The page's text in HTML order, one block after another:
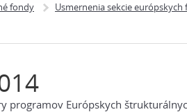
fondy
Usmernenia sekcie európskych
programov Európskych